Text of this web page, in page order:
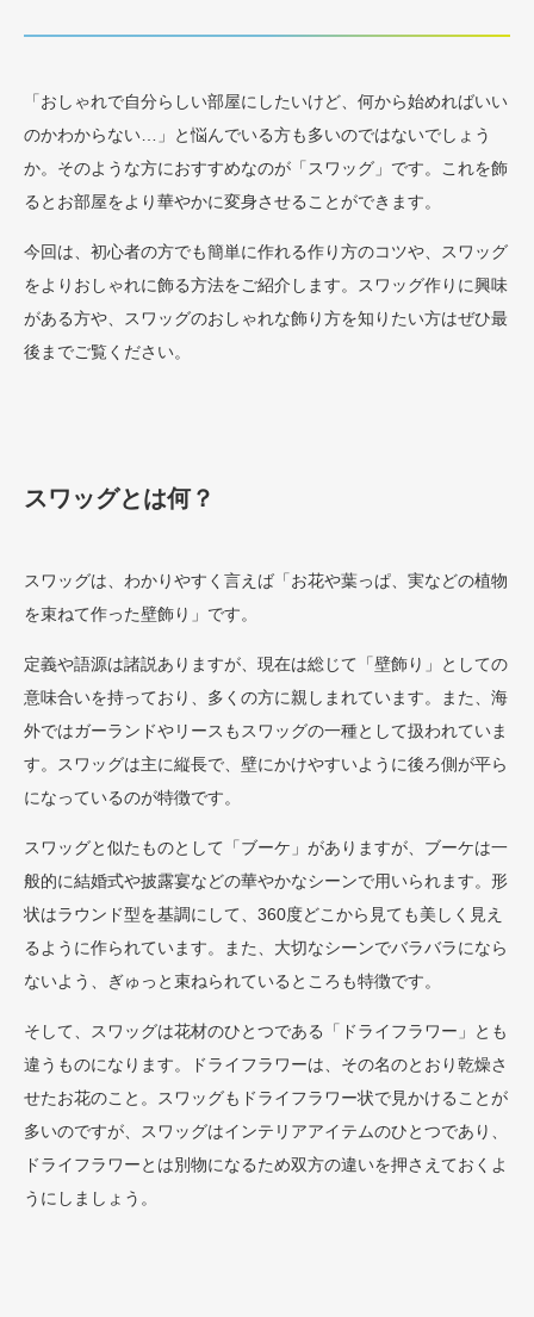
「おしゃれで自分らしい部屋にしたいけど、何から始めればいい
のかわからない…」と悩んでいる方も多いのではないでしょう
か。そのような方におすすめなのが「スワッグ」です。これを飾
るとお部屋をより華やかに変身させることができます。
今回は、初心者の方でも簡単に作れる作り方のコツや、スワッグ
をよりおしゃれに飾る方法をご紹介します。スワッグ作りに興味
がある方や、スワッグのおしゃれな飾り方を知りたい方はぜひ最
後までご覧ください。
スワッグとは何？
スワッグは、わかりやすく言えば「お花や葉っぱ、実などの植物
を束ねて作った壁飾り」です。
定義や語源は諸説ありますが、現在は総じて「壁飾り」としての
意味合いを持っており、多くの方に親しまれています。また、海
外ではガーランドやリースもスワッグの一種として扱われていま
す。スワッグは主に縦長で、壁にかけやすいように後ろ側が平ら
になっているのが特徴です。
スワッグと似たものとして「ブーケ」がありますが、ブーケは一
般的に結婚式や披露宴などの華やかなシーンで用いられます。形
状はラウンド型を基調にして、360度どこから見ても美しく見え
るように作られています。また、大切なシーンでバラバラになら
ないよう、ぎゅっと束ねられているところも特徴です。
そして、スワッグは花材のひとつである「ドライフラワー」とも
違うものになります。ドライフラワーは、その名のとおり乾燥さ
せたお花のこと。スワッグもドライフラワー状で見かけることが
多いのですが、スワッグはインテリアアイテムのひとつであり、
ドライフラワーとは別物になるため双方の違いを押さえておくよ
うにしましょう。